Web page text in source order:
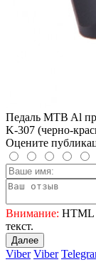
Педаль MTB Al
K-307 (черно-
Оцените
Внимание: HTML
текст.
Далее
Viber Viber